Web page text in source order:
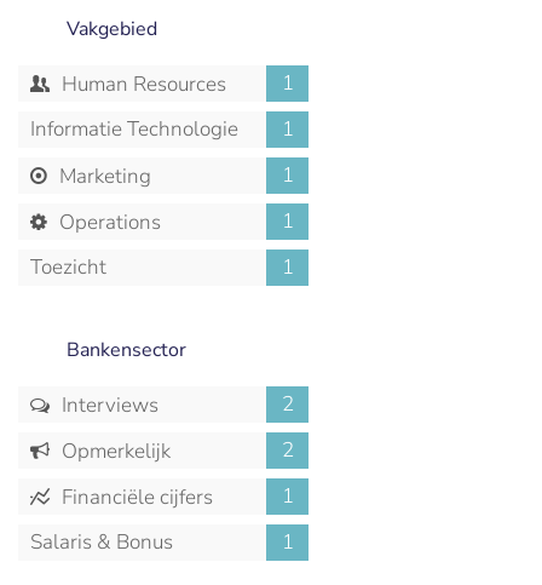
Vakgebied
Human Resources
1
Informatie Technologie
1
Marketing
1
Operations
1
Toezicht
1
Bankensector
Interviews
2
Opmerkelijk
2
Financiële cijfers
1
Salaris & Bonus
1